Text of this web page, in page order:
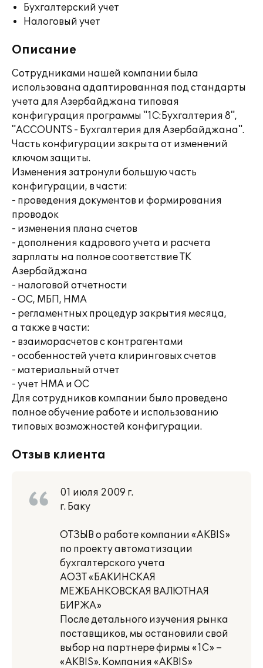
Бухгалтерский учет
Налоговый учет
Описание
Сотрудниками нашей компании была
использована адаптированная под стандарты
учета для Азербайджана типовая
конфигурация программы "1С:Бухгалтерия 8",
"ACCOUNTS - Бухгалтерия для Азербайджана".
Часть конфигурации закрыта от изменений
ключом защиты.
Изменения затронули большую часть
конфигурации, в части:
- проведения документов и формирования
проводок
- изменения плана счетов
- дополнения кадрового учета и расчета
зарплаты на полное соответствие ТК
Азербайджана
- налоговой отчетности
- ОС, МБП, НМА
- регламентных процедур закрытия месяца,
а также в части:
- взаиморасчетов с контрагентами
- особенностей учета клиринговых счетов
- материальный отчет
- учет НМА и ОС
Для сотрудников компании было проведено
полное обучение работе и использованию
типовых возможностей конфигурации.
Отзыв клиента
01 июля 2009 г.
г. Баку
ОТЗЫВ о работе компании «AKBIS»
по проекту автоматизации
бухгалтерского учета
АОЗТ «БАКИНСКАЯ
МЕЖБАНКОВСКАЯ ВАЛЮТНАЯ
БИРЖА»
После детального изучения рынка
поставщиков, мы остановили свой
выбор на партнере фирмы «1С» –
«AKBIS». Компания «AKBIS»